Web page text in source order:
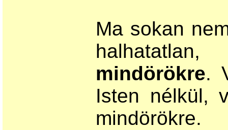
Ma sokan
mindörökre.
Isten nélkül,
mindörökre.